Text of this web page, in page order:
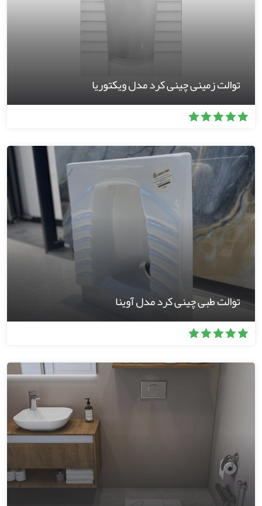
توالت زمینی چینی کرد مدل ویکتوریا
توالت طبی چینی کرد مدل آوینا